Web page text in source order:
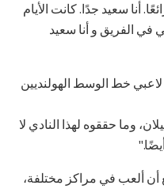
أنا سعيد جدًا. كانت الأيام
في الفريق و أنا سعيد
خط الوسط الهولنديين
وما حققوه لهذا النادي لا
ألعب في مراكز مختلفة،